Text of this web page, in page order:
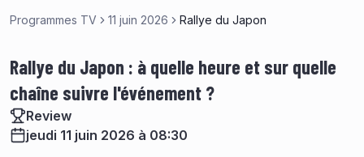
Programmes TV 11 juin 2026 Rallye du Japon
Rallye du Japon : à quelle heure et sur quelle
chaîne suivre l'événement ?
Review
jeudi 11 juin 2026 à 08:30